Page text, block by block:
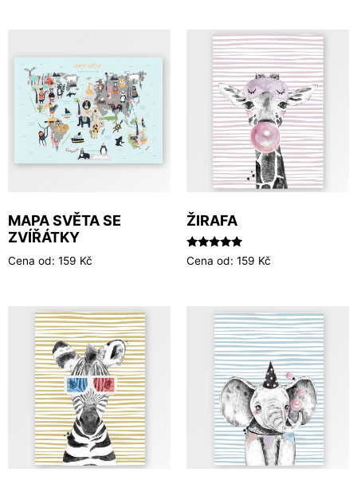
MAPA SVĚTA SE
ZVÍŘÁTKY
Cena od: 159 Kč
ŽIRAFA
Hodnocení
5.00
Cena od: 159 Kč